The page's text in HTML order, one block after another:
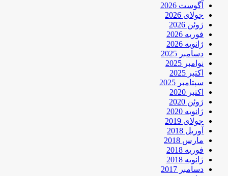
آگوست 2026
جولای 2026
ژوئن 2026
فوریه 2026
ژانویه 2026
دسامبر 2025
نوامبر 2025
اکتبر 2025
سپتامبر 2025
اکتبر 2020
ژوئن 2020
ژانویه 2020
جولای 2019
آوریل 2018
مارس 2018
فوریه 2018
ژانویه 2018
دسامبر 2017